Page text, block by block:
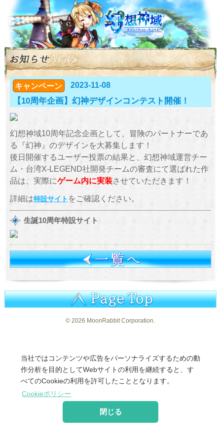
当社ではコンテンツや広告をパーソナライズするための動
作分析を目的としてWebサイトの利用を継続すると、す
べてのCookieの利用を許可したこととなります。
Cookieポリシー
閉じる
キャンペーン 2023-11-08
【10周年企画】幻神デザインコンテスト開催！
幻想神域10周年記念企画として、冒険のパートナーであ
る『幻神』のデザインを大募集します！
後日開催するユーザー投票の結果と、幻想神域運営チー
ム・台湾X-LEGEND社開発チームの審査にて選ばれた作
品は、実際にゲーム内に実装させていただきます！
詳細は特設サイト をご確認ください。
生誕10周年特設サイト
©2026 MoonRabbit Corporation.